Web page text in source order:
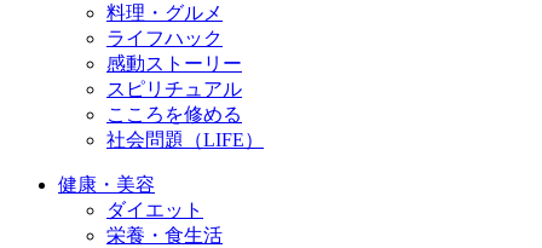
料理・グルメ
ライフハック
感動ストーリー
スピリチュアル
こころを修める
社会問題（LIFE）
健康・美容
ダイエット
栄養・食生活